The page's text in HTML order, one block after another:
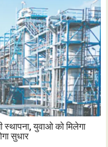
स्थापना, युवाओ को मिलेगा
सुधार